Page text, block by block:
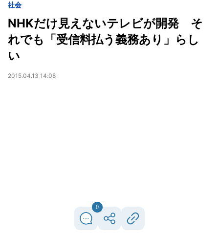
社会
NHKだけ見えないテレビが開発 そ
れでも「受信料払う義務あり」らし
い
2015.04.13 14:08
0